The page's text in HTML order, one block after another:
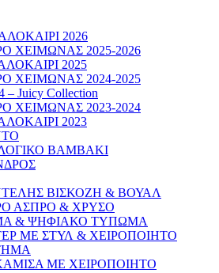
2026
ΧΕΙΜΩΝΑΣ 2025-2026
2025
ΧΕΙΜΩΝΑΣ 2024-2025
– Juicy Collection
ΧΕΙΜΩΝΑΣ 2023-2024
2023
ΒΑΜΒΑΚΙ
ΒΙΣΚΟΖΗ & ΒΟΥΑΛ
ΑΣΠΡΟ & ΧΡΥΣΟ
& ΨΗΦΙΑΚΟ ΤΥΠΩΜΑ
ΜΕ ΣΤΥΛ & ΧΕΙΡΟΠΟΙΗΤΟ
ΜΕ ΧΕΙΡΟΠΟΙΗΤΟ